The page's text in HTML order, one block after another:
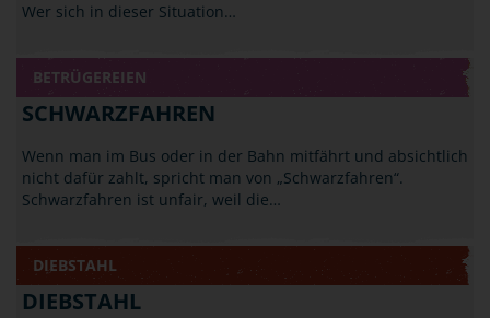
Wer sich in dieser Situation…
BETRÜGEREIEN
SCHWARZFAHREN
Wenn man im Bus oder in der Bahn mitfährt und absichtlich
nicht dafür zahlt, spricht man von „Schwarzfahren“.
Schwarzfahren ist unfair, weil die…
DIEBSTAHL
DIEBSTAHL